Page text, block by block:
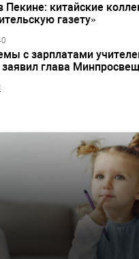
Пекине: китайские
газету»
с зарплатами
глава